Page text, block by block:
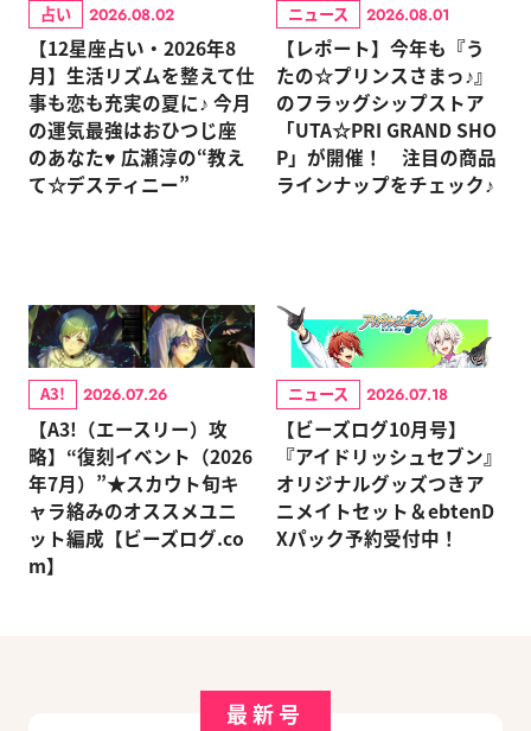
占い 2026.08.02
【12星座占い・2026年8
月】生活リズムを整えて仕
事も恋も充実の夏に♪ 今月
の運気最強はおひつじ座
のあなた♥ 広瀬淳の“教え
て☆デスティニー”
ニュース 2026.08.01
【レポート】今年も『う
たの☆プリンスさまっ♪』
のフラッグシップストア
「UTA☆PRI GRAND SHO
P」が開催！ 注目の商品
ラインナップをチェック♪
A3! 2026.07.26
【A3!（エースリー）攻
略】“復刻イベント（2026
年7月）”★スカウト旬キ
ャラ絡みのオススメユニ
ット編成【ビーズログ.co
m】
ニュース 2026.07.18
【ビーズログ10月号】
『アイドリッシュセブン』
オリジナルグッズつきア
ニメイトセット＆ebtenD
Xパック予約受付中！
最新号